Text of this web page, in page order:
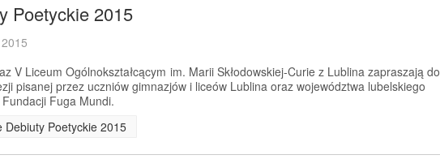
Poetyckie 2015
V Liceum Ogólnokształcącym im. Marii Skłodowskiej-Curie z Lublina zapraszają do
pisanej przez uczniów gimnazjów i liceów Lublina oraz województwa lubelskiego
Fuga Mundi.
Debiuty Poetyckie 2015